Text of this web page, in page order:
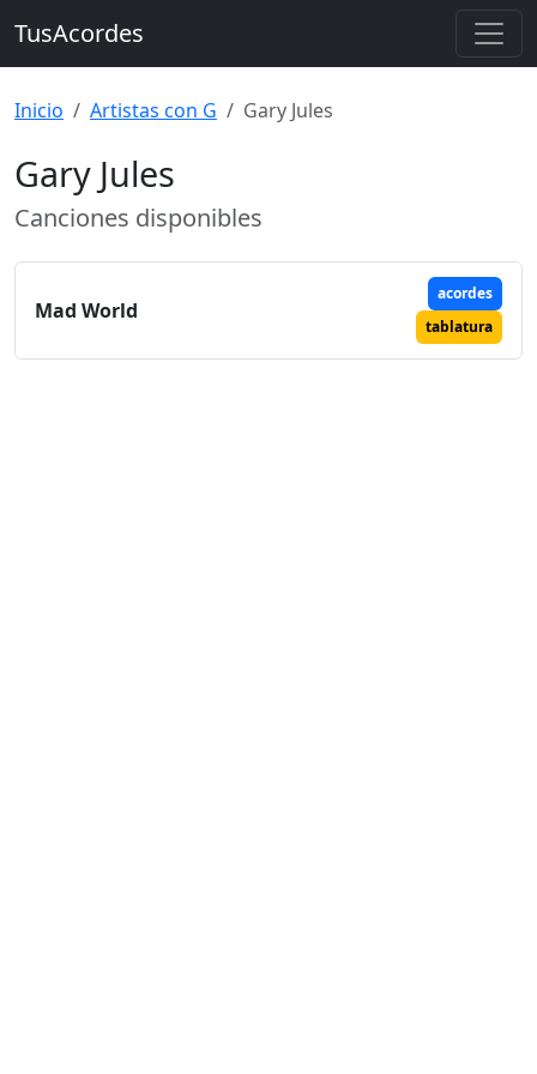
TusAcordes
Inicio Artistas con G Gary Jules
Gary Jules
Canciones disponibles
Mad World
acordes
tablatura